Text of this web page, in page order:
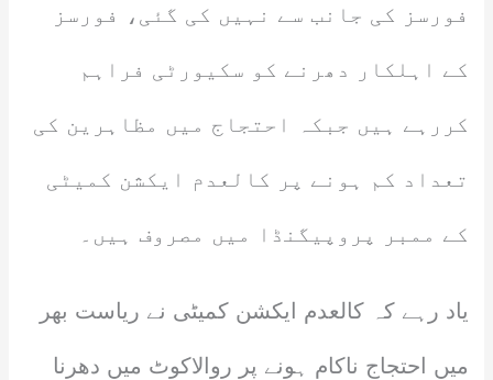
فورسز کی جانب سے نہیں کی گئی، فورسز
کے اہلکار دھرنے کو سکیورٹی فراہم
کررہے ہیں جبکہ احتجاج میں مظاہرین کی
تعداد کم ہونے پر کالعدم ایکشن کمیٹی
کے ممبر پروپیگنڈا میں مصروف ہیں۔
یاد رہے کہ کالعدم ایکشن کمیٹی نے ریاست بھر
میں احتجاج ناکام ہونے پر روالاکوٹ میں دھرنا